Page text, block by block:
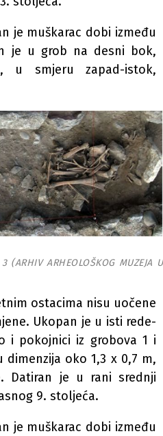
je muškarac dobi između
je u grob na desni bok,
u smjeru zapad-istok,
(ARHIV ARHEOLOŠKOG MUZEJA U
ostacima nisu uočene
Ukopan je u isti rede-
i pokojnici iz grobova 1 i
oko 1,3 x 0,7 m,
Datiran je u rani srednji
9. stoljeća.
je muškarac dobi između